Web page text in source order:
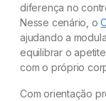
diferença no
Nesse cenário, o
ajudando a
equilibrar o
com o próprio
Com orientação